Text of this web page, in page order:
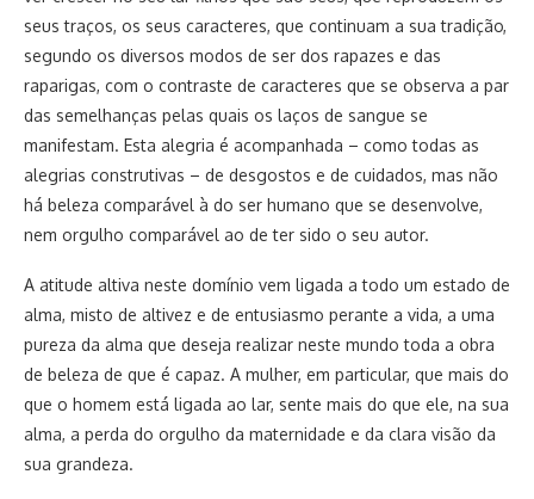
seus traços, os seus caracteres, que continuam a sua tradição,
segundo os diversos modos de ser dos rapazes e das
raparigas, com o contraste de caracteres que se observa a par
das semelhanças pelas quais os laços de sangue se
manifestam. Esta alegria é acompanhada – como todas as
alegrias construtivas – de desgostos e de cuidados, mas não
há beleza comparável à do ser humano que se desenvolve,
nem orgulho comparável ao de ter sido o seu autor.
A atitude altiva neste domínio vem ligada a todo um estado de
alma, misto de altivez e de entusiasmo perante a vida, a uma
pureza da alma que deseja realizar neste mundo toda a obra
de beleza de que é capaz. A mulher, em particular, que mais do
que o homem está ligada ao lar, sente mais do que ele, na sua
alma, a perda do orgulho da maternidade e da clara visão da
sua grandeza.